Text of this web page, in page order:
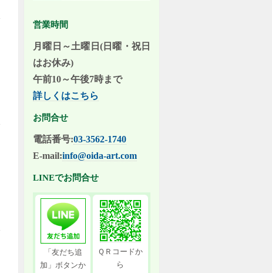
営業時間
月曜日～土曜日(日曜・祝日
はお休み)
午前10～午後7時まで
詳しくはこちら
お問合せ
電話番号:03-3562-1740
E-mail:info@oida-art.com
LINEでお問合せ
「友だち追
加」ボタンか
ＱＲコードか
ら